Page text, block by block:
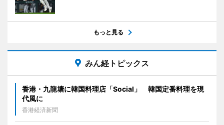
もっと見る
みん経トピックス
香港・九龍塘に韓国料理店「Social」 韓国定番料理を現
代風に
香港経済新聞